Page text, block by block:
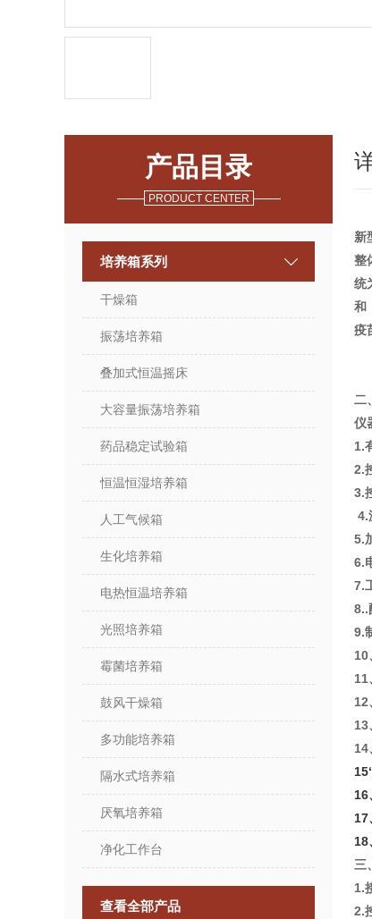
产品目录
PRODUCT CENTER
培养箱系列
干燥箱
振荡培养箱
叠加式恒温摇床
大容量振荡培养箱
药品稳定试验箱
恒温恒湿培养箱
人工气候箱
生化培养箱
电热恒温培养箱
光照培养箱
霉菌培养箱
鼓风干燥箱
多功能培养箱
隔水式培养箱
厌氧培养箱
净化工作台
查看全部产品
新
整
统
和
疫
二
仪
2.
4.
5.
6.
7.
9.
10
11
12
14
16
17
18
三
1.
2.